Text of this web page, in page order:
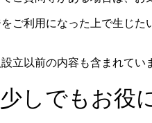
ご利用になった上で生じ
立以前の内容も含まれてい
少しでもお役